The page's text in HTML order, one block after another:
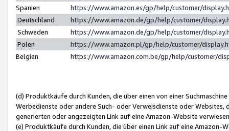
Spanien
https://www.amazon.es/gp/help/customer/
Deutschland
https://www.amazon.de/gp/help/customer/
Schweden
https://www.amazon.de/gp/help/customer/
Polen
https://www.amazon.pl/gp/help/customer/
Belgien
https://www.amazon.com.be/gp/help/customer/
(d) Produktkäufe durch Kunden, die über einen von einer
Werbedienste oder andere Such- oder Verweisdienste oder Websites,
generierten oder angezeigten Link auf eine Amazon-Website
(e) Produktkäufe durch Kunden, die über einen Link auf eine